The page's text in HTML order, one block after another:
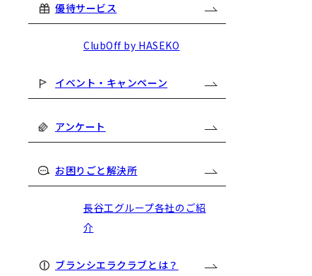
優待サービス
ClubOff by HASEKO
イベント・キャンペーン
アンケート
お困りごと解決所
長谷工グループ各社のご紹
介
ブランシエラクラブとは？